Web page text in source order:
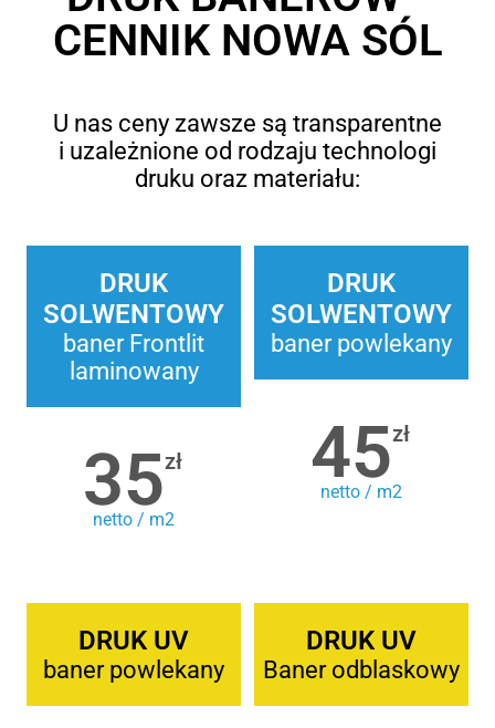
CENNIK NOWA SÓL
U nas ceny zawsze są transparentne
i uzależnione od rodzaju technologi
druku oraz materiału:
DRUK
SOLWENTOWY
baner Frontlit
laminowany
35zł
netto / m2
DRUK
SOLWENTOWY
baner powlekany
45zł
netto / m2
DRUK UV
baner powlekany
DRUK UV
Baner odblaskowy